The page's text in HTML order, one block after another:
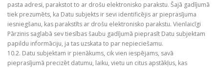
pasta adresi, parakstot to ar drošu elektronisko parakstu. Šajā gadījumā
tiek prezumēts, ka Datu subjekts ir sevi identificējis ar pieprasījuma
iesniegšanu, kas parakstīts ar drošu elektronisko parakstu. Vienlaicīgi
Pārzinis saglabā sev tiesības šaubu gadījumā pieprasīt Datu subjektam
papildu informāciju, ja tas uzskata to par nepieciešamu.
10.2. Datu subjektam ir pienākums, cik vien iespējams, savā
pieprasījumā precizēt datumu, laiku, vietu un citus apstākļus, kas